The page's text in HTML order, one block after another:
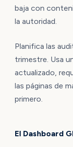
baja con
la autoridad.
Planifica las
trimestre. Usa
actualizado,
las páginas de
primero.
El Dashboard